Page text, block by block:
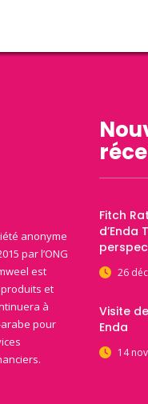
anonyme
par l’ONG
est
et
à
pour
Fitch
d’Enda
26
Visite
Enda
14